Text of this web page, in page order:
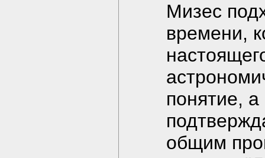
Мизес
времени,
понятие,
общим